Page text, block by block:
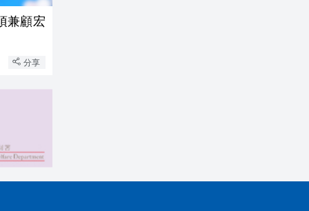
兼顧宏
分享